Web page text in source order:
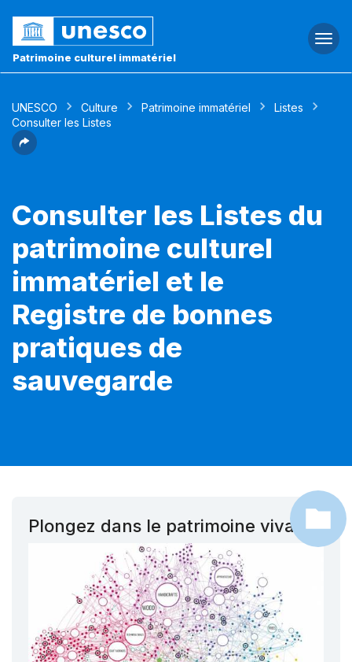
Patrimoine culturel immatériel
UNESCO Culture Patrimoine immatériel
Listes
Consulter les Listes
Consulter les Listes du
patrimoine culturel
immatériel et le
Registre de bonnes
pratiques de
sauvegarde
Plongez dans le patrimoine vivant !